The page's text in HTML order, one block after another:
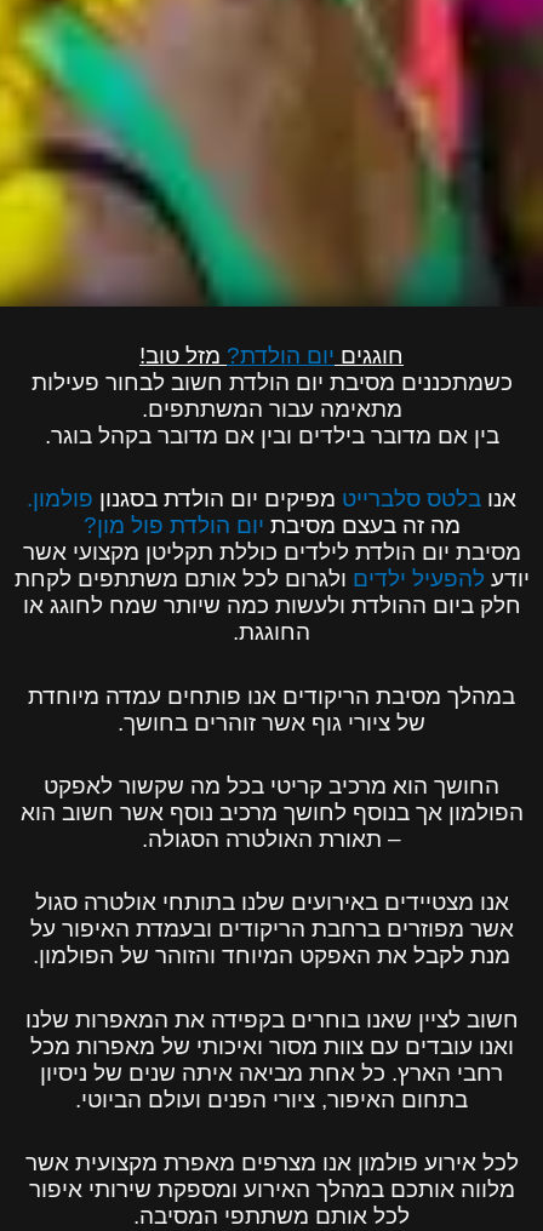
חוגגים יום הולדת? מזל טוב!
כשמתכננים מסיבת יום הולדת חשוב לבחור פעילות
מתאימה עבור המשתתפים.
בין אם מדובר בילדים ובין אם מדובר בקהל בוגר.
אנו בלטס סלברייט מפיקים יום הולדת בסגנון פולמון.
מה זה בעצם מסיבת יום הולדת פול מון?
מסיבת יום הולדת לילדים כוללת תקליטן מקצועי אשר
יודע להפעיל ילדים ולגרום לכל אותם משתתפים לקחת
חלק ביום ההולדת ולעשות כמה שיותר שמח לחוגג או
החוגגת.
במהלך מסיבת הריקודים אנו פותחים עמדה מיוחדת
של ציורי גוף אשר זוהרים בחושך.
החושך הוא מרכיב קריטי בכל מה שקשור לאפקט
הפולמון אך בנוסף לחושך מרכיב נוסף אשר חשוב הוא
– תאורת האולטרה הסגולה.
אנו מצטיידים באירועים שלנו בתותחי אולטרה סגול
אשר מפוזרים ברחבת הריקודים ובעמדת האיפור על
מנת לקבל את האפקט המיוחד והזוהר של הפולמון.
חשוב לציין שאנו בוחרים בקפידה את המאפרות שלנו
ואנו עובדים עם צוות מסור ואיכותי של מאפרות מכל
רחבי הארץ. כל אחת מביאה איתה שנים של ניסיון
בתחום האיפור, ציורי הפנים ועולם הביוטי.
לכל אירוע פולמון אנו מצרפים מאפרת מקצועית אשר
מלווה אותכם במהלך האירוע ומספקת שירותי איפור
לכל אותם משתתפי המסיבה.